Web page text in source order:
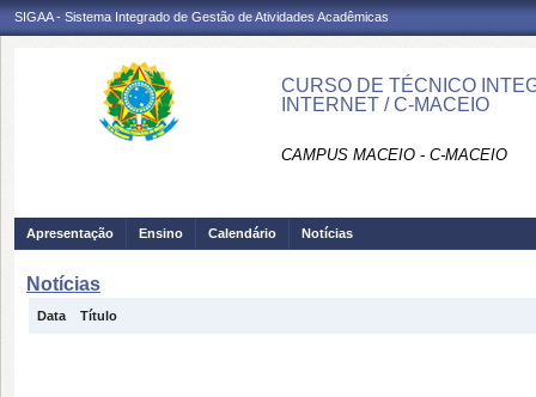
SIGAA - Sistema Integrado de Gestão de Atividades Acadêmicas
CURSO DE TÉCNICO
INTERNET / C-MACEIO
CAMPUS MACEIO - C-MACEIO
Apresentação Ensino Calendário Notícias
Notícias
Data Título